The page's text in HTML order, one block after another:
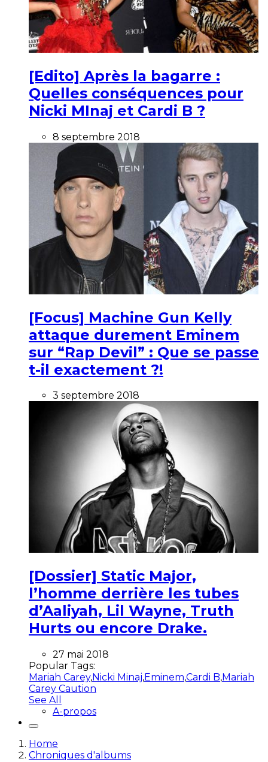
[Edito] Après la bagarre :
Quelles conséquences pour
Nicki MInaj et Cardi B ?
8 septembre 2018
[Focus] Machine Gun Kelly
attaque durement Eminem
sur “Rap Devil” : Que se passe
t-il exactement ?!
3 septembre 2018
[Dossier] Static Major,
l’homme derrière les tubes
d’Aaliyah, Lil Wayne, Truth
Hurts ou encore Drake.
27 mai 2018
Popular Tags:
Mariah Carey,Nicki Minaj,Eminem,Cardi B,Mariah
Carey Caution
See All
A-propos
Home
Chroniques d'albums